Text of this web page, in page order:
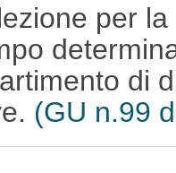
per
di
(GU n.99